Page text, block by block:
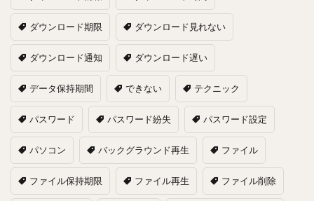
ダウンロード期限 ダウンロード見れない
ダウンロード通知 ダウンロード遅い
データ保持期間 できない テクニック
パスワード パスワード紛失 パスワード設定
パソコン バックグラウンド再生 ファイル
ファイル保持期限 ファイル再生 ファイル削除